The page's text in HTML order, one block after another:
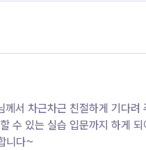
서 차근차근 친절하게 기다
수 있는 실습 입문까지 하게
니다~